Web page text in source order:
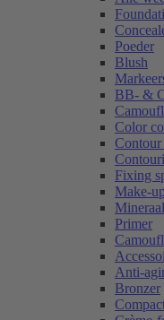
Poeder
Blush
BB- &
Color
Contour
Fixing
Make-
Primer
Anti-
Bronzer